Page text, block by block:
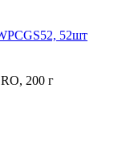
52шт
200 г